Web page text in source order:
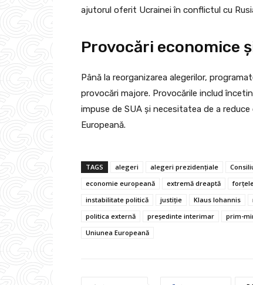
ajutorul oferit Ucrainei în conflictul cu
Provocări economice
Până la reorganizarea alegerilor,
provocări majore. Provocările includ
impuse de SUA și necesitatea de a
Europeană.
TAGS alegeri alegeri prezidențiale
economie europeană
extremă dreaptă
instabilitate politică
justiție Klaus Iohannis
politica externă
președinte interimar prim-
Uniunea Europeană